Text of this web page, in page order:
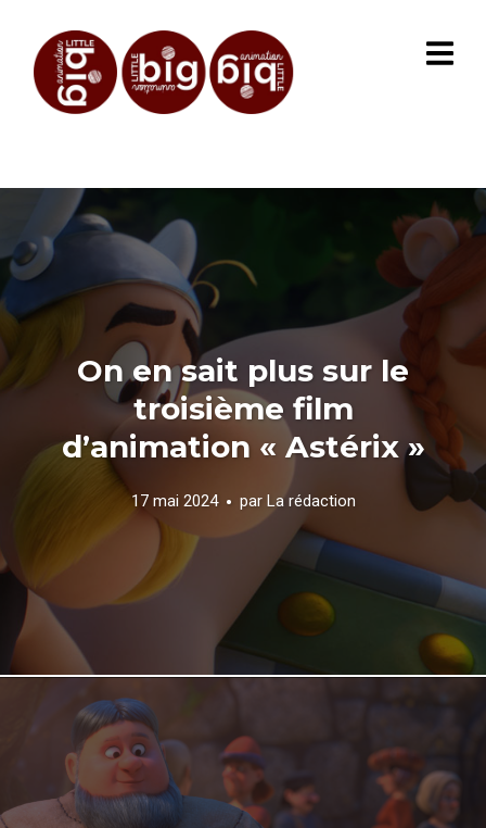
On en sait plus sur le
troisième film
d’animation « Astérix »
17 mai 2024 par La rédaction